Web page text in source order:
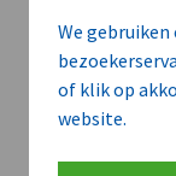
We
of klik op
website.